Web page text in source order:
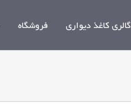
گالری کاغذ دیواری فروشگاه